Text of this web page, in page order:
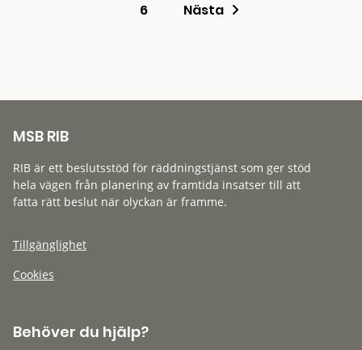
6
Nästa
MSB RIB
RIB är ett beslutsstöd för räddningstjänst som ger stöd
hela vägen från planering av framtida insatser till att
fatta rätt beslut när olyckan är framme.
Tillgänglighet
Cookies
Behöver du hjälp?